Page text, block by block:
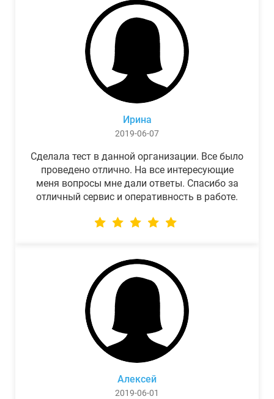
Ирина
2019-06-07
Сделала тест в данной организации. Все было
проведено отлично. На все интересующие
меня вопросы мне дали ответы. Спасибо за
отличный сервис и оперативность в работе.
Алексей
2019-06-01